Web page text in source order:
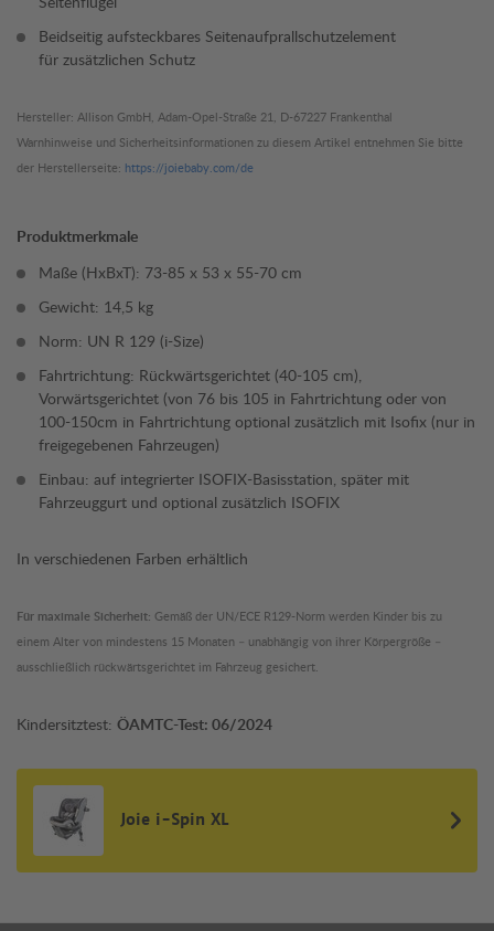
Beidseitig aufsteckbares Seitenaufprallschutzelement
für zusätzlichen Schutz
Hersteller: Allison GmbH, Adam-Opel-Straße 21, D-67227 Frankenthal
Warnhinweise und Sicherheitsinformationen zu diesem Artikel entnehmen Sie bitte
der Herstellerseite: https://joiebaby.com/de
Produktmerkmale
Maße (HxBxT): 73-85 x 53 x 55-70 cm
Gewicht: 14,5 kg
Norm: UN R 129 (i-Size)
Fahrtrichtung: Rückwärtsgerichtet (40-105 cm),
Vorwärtsgerichtet (von 76 bis 105 in Fahrtrichtung oder von
100-150cm in Fahrtrichtung optional zusätzlich mit Isofix (nur in
freigegebenen Fahrzeugen)
Einbau: auf integrierter ISOFIX-Basisstation, später mit
Fahrzeuggurt und optional zusätzlich ISOFIX
In verschiedenen Farben erhältlich
Für maximale Sicherheit: Gemäß der UN/ECE R129-Norm werden Kinder bis zu
einem Alter von mindestens 15 Monaten – unabhängig von ihrer Körpergröße –
ausschließlich rückwärtsgerichtet im Fahrzeug gesichert.
Kindersitztest: ÖAMTC-Test: 06/2024
Joie i-Spin XL